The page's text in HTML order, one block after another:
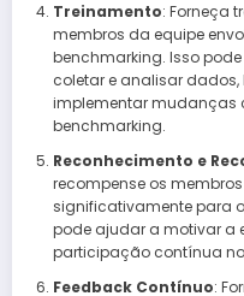
Treinamento: Forneça
membros da equipe
benchmarking. Isso
coletar e analisar
implementar mudanças
benchmarking.
Reconhecimento e
recompense os
significativamente para
pode ajudar a motivar a
participação contínua
Feedback Contínuo: